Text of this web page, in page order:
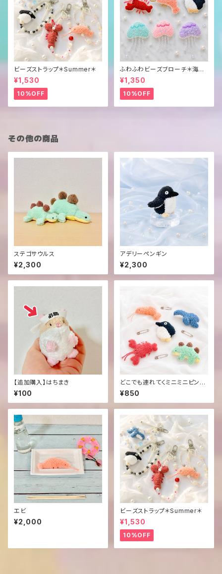
ビーズストラップ＊Summer＊
¥1,530
10%OFF
ふわふわビーズブローチ＊海の
生き物＊
¥1,350
10%OFF
その他の商品
ステゴサウルス
¥2,300
アデリーペンギン
¥2,300
【追加購入】はちまき
¥100
どこでも連れてくミニミニピン＊
Summer＊
¥850
エビ
¥2,000
ビーズストラップ＊Summer＊
¥1,530
10%OFF